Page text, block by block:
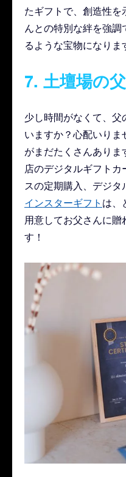
たギフトで、創造性を
んとの特別な絆を強調
るような宝物になりま
7. 土壇場の
少し時間がなくて、父
いますか？心配いりま
がまだたくさんあり
店のデジタルギフト
スの定期購入、デジ
インスターギフト は、
用意してお父さんに
す！